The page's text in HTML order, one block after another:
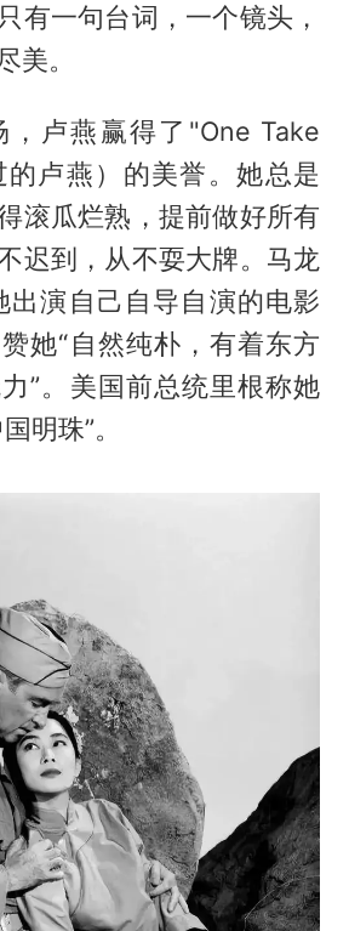
有一句台词，一个镜头，
美。
卢燕赢得了"One Take
的卢燕）的美誉。她总是
滚瓜烂熟，提前做好所有
迟到，从不耍大牌。马龙
出演自己自导自演的电影
赞她“自然纯朴，有着东方
”。美国前总统里根称她
明珠”。